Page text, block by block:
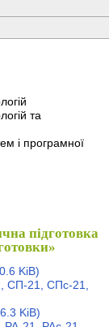
та
і програмної
підготовка
KiB)
СП-21, СПс-21,
KiB)